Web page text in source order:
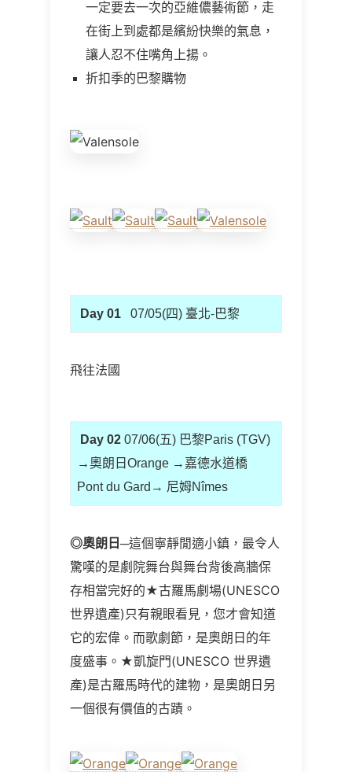
一定要去一次的亞維儂藝術節，走
在街上到處都是繽紛快樂的氣息，
讓人忍不住嘴角上揚。
折扣季的巴黎購物
Day 01 07/05(四) 臺北-巴黎
飛往法國
Day 02 07/06(五) 巴黎Paris (TGV)
→奧朗日Orange →嘉德水道橋
Pont du Gard→ 尼姆Nîmes
◎奧朗日 ─這個寧靜閒適小鎮，最令人
驚嘆的是劇院舞台與舞台背後高牆保
存相當完好的★古羅馬劇場(UNESCO
世界遺產)只有親眼看見，您才會知道
它的宏偉。而歌劇節，是奧朗日的年
度盛事。★凱旋門(UNESCO 世界遺
產)是古羅馬時代的建物，是奧朗日另
一個很有價值的古蹟。